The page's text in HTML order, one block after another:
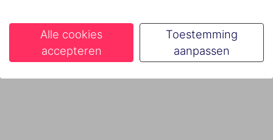
Alle cookies
accepteren
Toestemming
aanpassen